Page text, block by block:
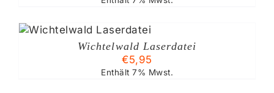
Wichtelwald Laserdatei
€5,95
Enthält 7% Mwst.